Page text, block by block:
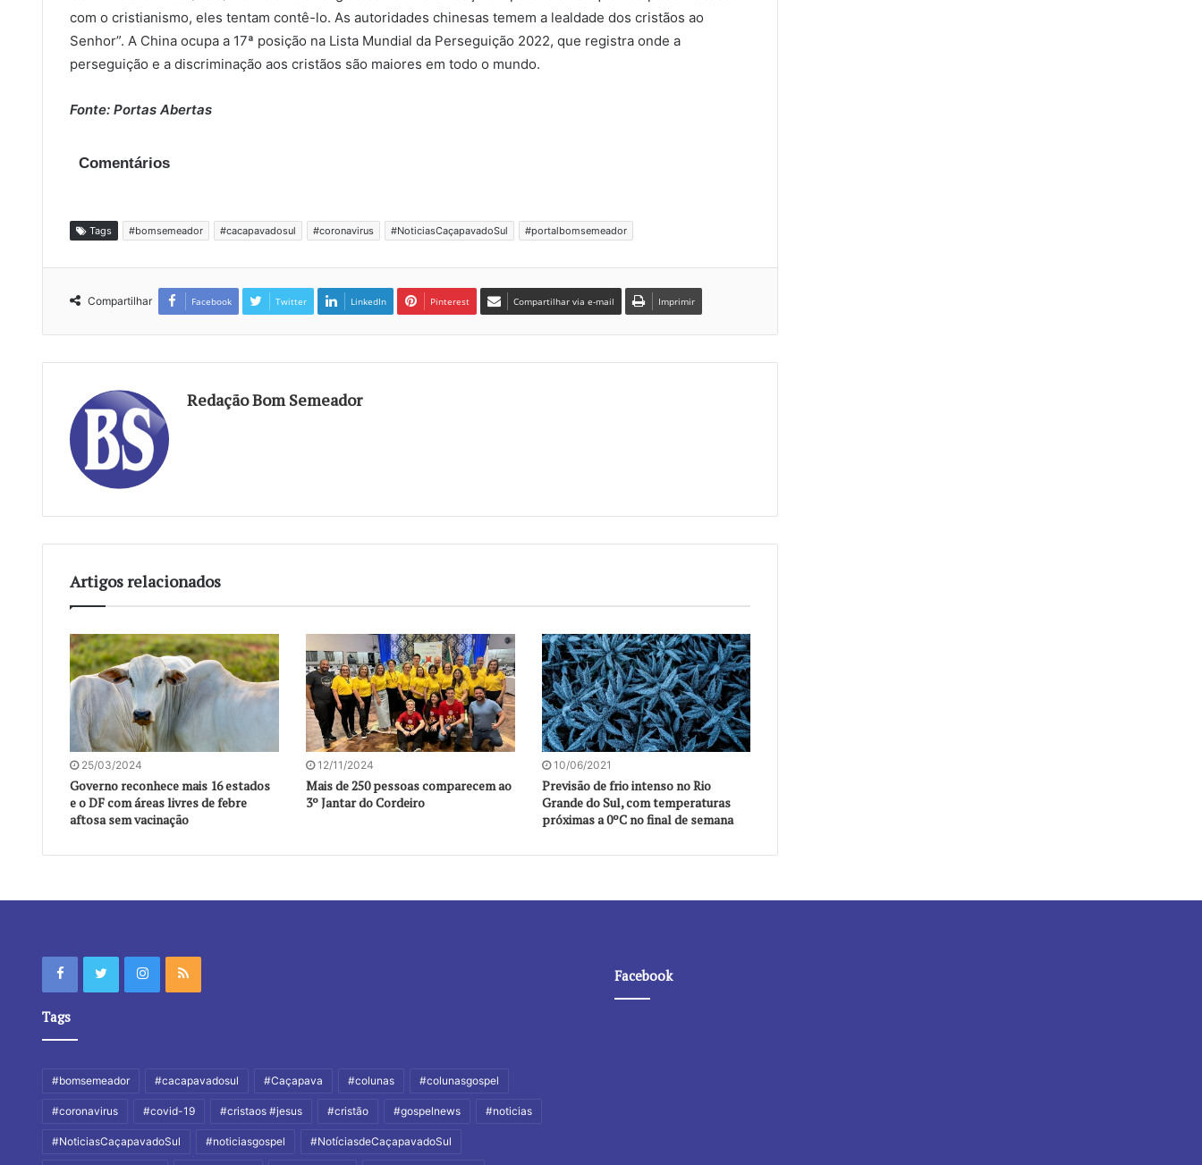
com o cristianismo, eles tentam contê-lo. As autoridades chinesas temem a lealdade dos cristãos ao
Senhor”. A China ocupa a 17ª posição na Lista Mundial da Perseguição 2022, que registra onde a
perseguição e a discriminação aos cristãos são maiores em todo o mundo.
Fonte: Portas Abertas
Comentários
Tags #bomsemeador #cacapavadosul #coronavirus #NoticiasCaçapavadoSul #portalbomsemeador
Compartilhar Facebook Twitter LinkedIn Pinterest Compartilhar via e-mail Imprimir
Redação Bom Semeador
Artigos relacionados
25/03/2024
Governo reconhece mais 16 estados
e o DF com áreas livres de febre
aftosa sem vacinação
12/11/2024
Mais de 250 pessoas comparecem ao
3º Jantar do Cordeiro
10/06/2021
Previsão de frio intenso no Rio
Grande do Sul, com temperaturas
próximas a 0ºC no final de semana
Tags
#bomsemeador #cacapavadosul #Caçapava #colunas #colunasgospel
#coronavirus #covid-19 #cristaos #jesus #cristão #gospelnews #noticias
#NoticiasCaçapavadoSul #noticiasgospel #NotíciasdeCaçapavadoSul
Facebook